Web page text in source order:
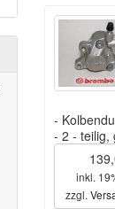
-
- 2 -
inkl.
zzgl.